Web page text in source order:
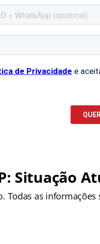
Situação
Todas as informações